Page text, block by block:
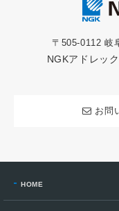
〒505-0112 岐
NGKアドレッ
お問
HOME